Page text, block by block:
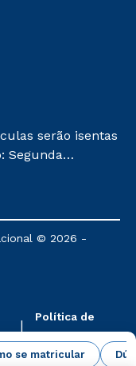
se matricular
serão isentas
Segunda
será de R$
Ensino
e Metodologia
© 2026 -
Política de
Cookies